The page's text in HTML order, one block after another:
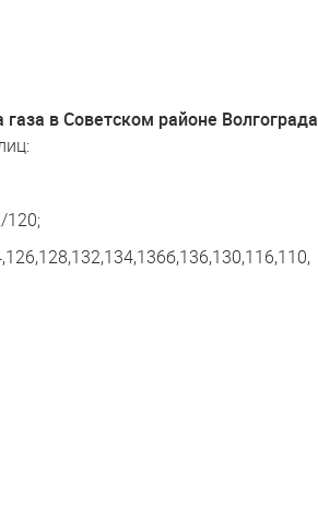
в Советском районе Волгограда
120;